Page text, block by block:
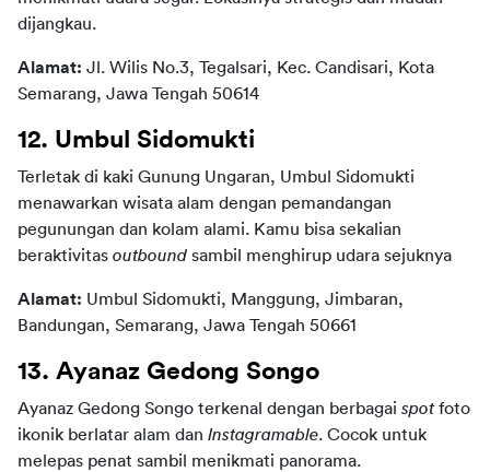
dijangkau.
Alamat: Jl. Wilis No.3, Tegalsari, Kec. Candisari, Kota
Semarang, Jawa Tengah 50614
12. Umbul Sidomukti
Terletak di kaki Gunung Ungaran, Umbul Sidomukti
menawarkan wisata alam dengan pemandangan
pegunungan dan kolam alami. Kamu bisa sekalian
beraktivitas outbound sambil menghirup udara sejuknya
Alamat: Umbul Sidomukti, Manggung, Jimbaran,
Bandungan, Semarang, Jawa Tengah 50661
13. Ayanaz Gedong Songo
Ayanaz Gedong Songo terkenal dengan berbagai spot foto
ikonik berlatar alam dan Instagramable. Cocok untuk
melepas penat sambil menikmati panorama.